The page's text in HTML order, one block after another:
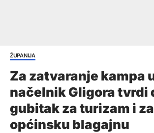
ŽUPANIJA
Za zatvaranje kampa
načelnik Gligora tvrdi
gubitak za turizam i za
općinsku blagajnu